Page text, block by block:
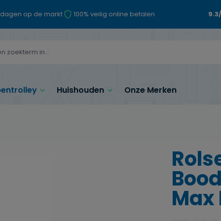
op de markt 100% veilig online betalen
Huishouden Onze Merken
Max